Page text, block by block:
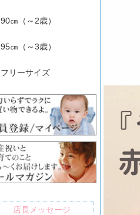
90㎝（～2歳）
95㎝（～3歳）
フリーサイズ
店長メッセージ